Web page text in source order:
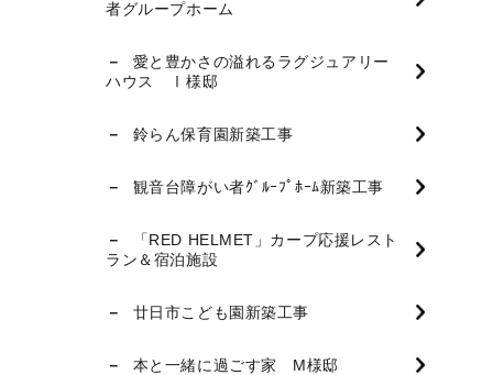
者グループホーム
愛と豊かさの溢れるラグジュアリー
ハウス Ⅰ様邸
鈴らん保育園新築工事
観音台障がい者ｸﾞﾙｰﾌﾟﾎｰﾑ新築工事
「RED HELMET」カープ応援レスト
ラン＆宿泊施設
廿日市こども園新築工事
本と一緒に過ごす家 M様邸